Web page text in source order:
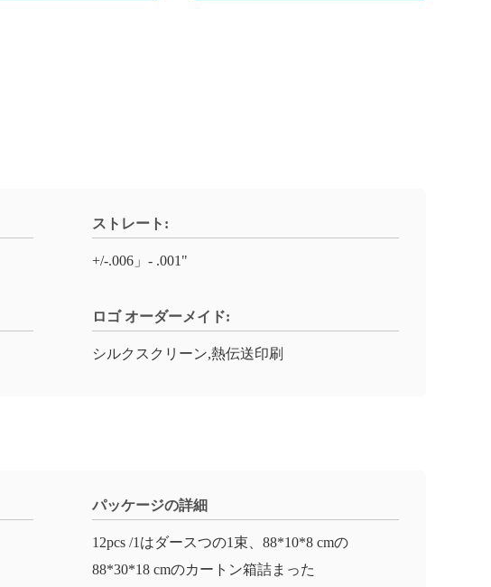
ストレート:
+/-.006」- .001"
ロゴ オーダーメイド:
シルクスクリーン,熱伝送印刷
パッケージの詳細
12pcs /1はダースつの1束、88*10*8 cmの
88*30*18 cmのカートン箱詰まった